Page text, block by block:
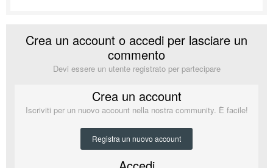
Crea un account o accedi per lasciare un
commento
Devi essere un utente registrato per partecipare
Crea un account
Iscriviti per un nuovo account nella nostra community. È facile!
Registra un nuovo account